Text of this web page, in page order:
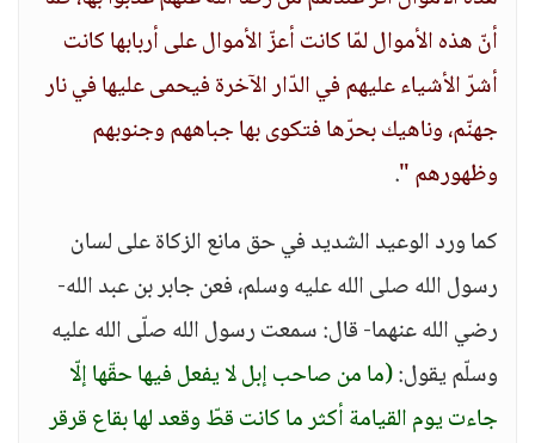
أنّ هذه الأموال لمّا كانت أعزّ الأموال على أربابها كانت
أشرّ الأشياء عليهم في الدّار الآخرة فيحمى عليها في نار
جهنّم، وناهيك بحرّها فتكوى بها جباههم وجنوبهم
وظهورهم ".
كما ورد الوعيد الشديد في حق مانع الزكاة على لسان
رسول الله صلى الله عليه وسلم، فعن جابر بن عبد الله-
رضي الله عنهما- قال: سمعت رسول الله صلّى الله عليه
وسلّم يقول:(ما من صاحب إبل لا يفعل فيها حقّها إلّا
جاءت يوم القيامة أكثر ما كانت قطّ وقعد لها بقاع قرقر